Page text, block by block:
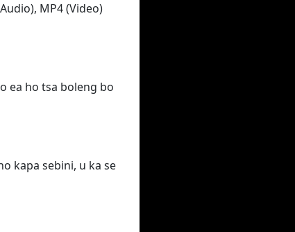
MP4 (Video)
ea ho tsa boleng bo
kapa sebini, u ka se